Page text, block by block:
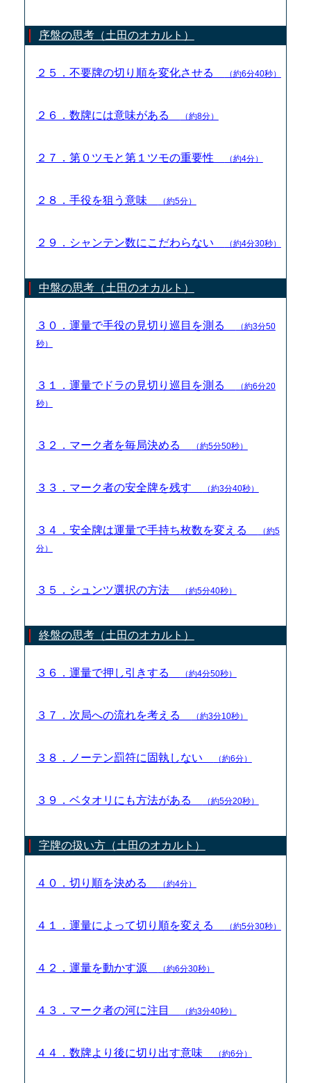
序盤の思考（土田のオカルト）
２５．不要牌の切り順を変化させる （約6分40秒）
２６．数牌には意味がある （約8分）
２７．第０ツモと第１ツモの重要性 （約4分）
２８．手役を狙う意味 （約5分）
２９．シャンテン数にこだわらない （約4分30秒）
中盤の思考（土田のオカルト）
３０．運量で手役の見切り巡目を測る
（約3分50
秒）
３１．運量でドラの見切り巡目を測る
（約6分20
秒）
３２．マーク者を毎局決める （約5分50秒）
３３．マーク者の安全牌を残す （約3分40秒）
３４．安全牌は運量で手持ち枚数を変える
（約5
分）
３５．シュンツ選択の方法 （約5分40秒）
終盤の思考（土田のオカルト）
３６．運量で押し引きする （約4分50秒）
３７．次局への流れを考える （約3分10秒）
３８．ノーテン罰符に固執しない （約6分）
３９．ベタオリにも方法がある （約5分20秒）
字牌の扱い方（土田のオカルト）
４０．切り順を決める （約4分）
４１．運量によって切り順を変える （約5分30秒）
４２．運量を動かす源 （約6分30秒）
４３．マーク者の河に注目 （約3分40秒）
４４．数牌より後に切り出す意味 （約6分）